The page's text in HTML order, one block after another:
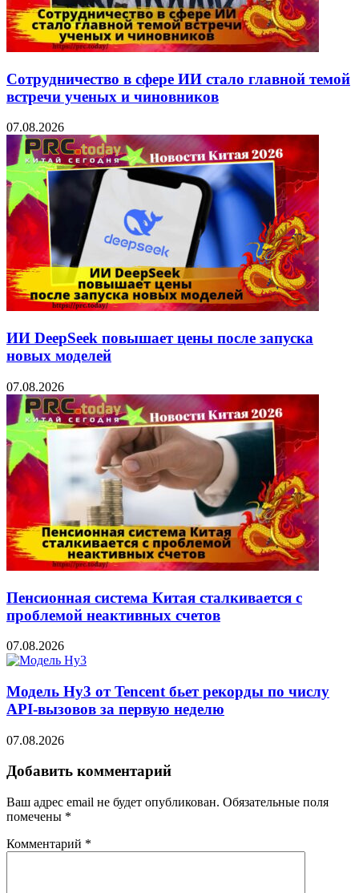
Сотрудничество в сфере ИИ стало главной темой
встречи ученых и чиновников
07.08.2026
ИИ DeepSeek повышает цены после запуска
новых моделей
07.08.2026
Пенсионная система Китая сталкивается с
проблемой неактивных счетов
07.08.2026
Модель Hy3 от Tencent бьет рекорды по числу
API-вызовов за первую неделю
07.08.2026
Добавить комментарий
Ваш адрес email не будет опубликован. Обязательные поля
помечены *
Комментарий *